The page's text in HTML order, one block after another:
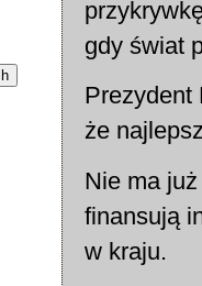
gdy świat
Prezydent
że
Nie ma
finansują
w kraju.